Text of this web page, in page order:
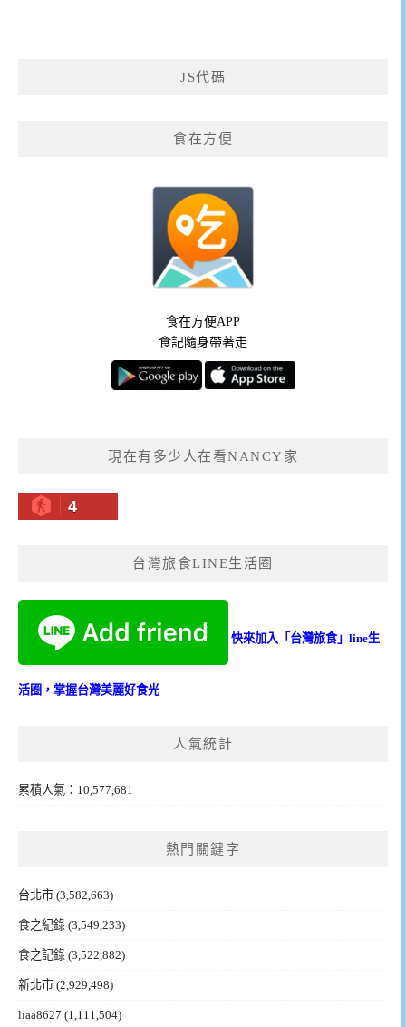
JS代碼
食在方便
食在方便APP
食記隨身帶著走
現在有多少人在看NANCY家
4
台灣旅食LINE生活圈
快來加入「台灣旅食」line生
活圈，掌握台灣美麗好食光
人氣統計
累積人氣：10,577,681
熱門關鍵字
台北市 (3,582,663)
食之紀錄 (3,549,233)
食之記錄 (3,522,882)
新北市 (2,929,498)
liaa8627 (1,111,504)